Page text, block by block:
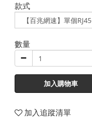
款式
數量
加入購物車
加入追蹤清單